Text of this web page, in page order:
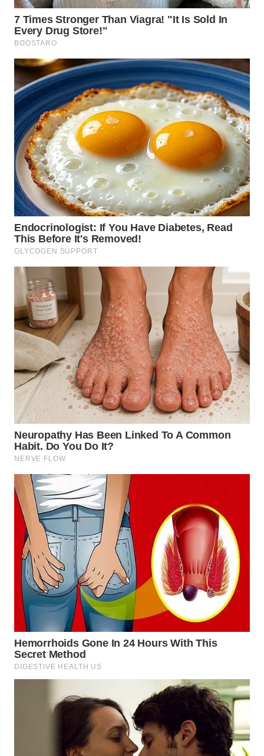
SELATAN
WN
LESUNG
WN
KARO
WN
SIMALUNGUN
WN
LABUHANBATU
WN
TAPANULI
TENGAH
WN DELI
SERDANG
WN
TEBING
TINGGI
WN
PAKPAK
WN
KARAWANG
BEKASI
WN
BOGOR
WN
DEPOK
WN
TAPANULI
UTARA
WN
SAMOSIR
PADANG